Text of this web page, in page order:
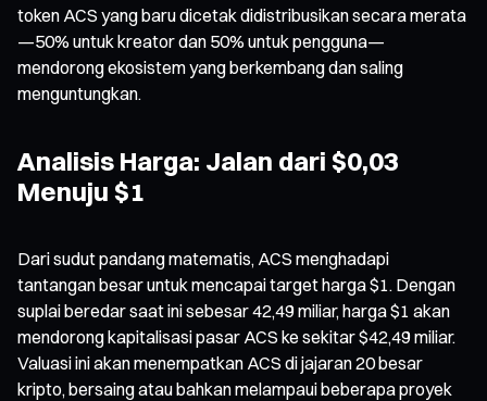
token ACS yang baru dicetak didistribusikan secara merata
—50% untuk kreator dan 50% untuk pengguna—
mendorong ekosistem yang berkembang dan saling
menguntungkan.
Analisis Harga: Jalan dari $0,03
Menuju $1
Dari sudut pandang matematis, ACS menghadapi
tantangan besar untuk mencapai target harga $1. Dengan
suplai beredar saat ini sebesar 42,49 miliar, harga $1 akan
mendorong kapitalisasi pasar ACS ke sekitar $42,49 miliar.
Valuasi ini akan menempatkan ACS di jajaran 20 besar
kripto, bersaing atau bahkan melampaui beberapa proyek